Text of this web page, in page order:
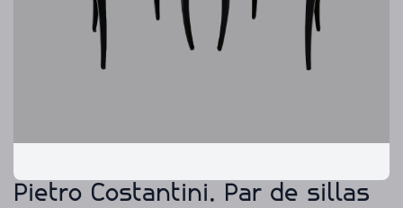
Pietro Costantini. Par de sillas